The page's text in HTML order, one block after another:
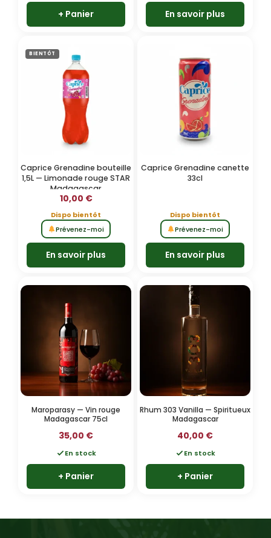
+ Panier En savoir plus
BIENTÔT
Caprice Grenadine bouteille
1,5L — Limonade rouge STAR
Madagascar
10,00 €
Dispo bientôt
Prévenez-moi
En savoir plus
Caprice Grenadine canette
33cl
Dispo bientôt
Prévenez-moi
En savoir plus
Maroparasy — Vin rouge
Madagascar 75cl
35,00 €
En stock
+ Panier
Rhum 303 Vanilla — Spiritueux
Madagascar
40,00 €
En stock
+ Panier